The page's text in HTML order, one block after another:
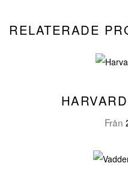
RELATERADE
Från